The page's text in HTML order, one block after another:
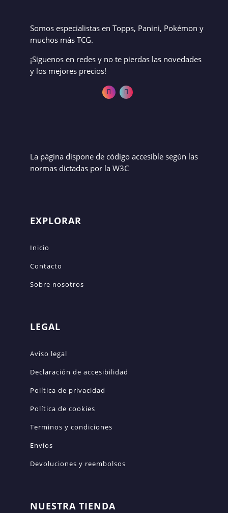
Somos especialistas en Topps, Panini, Pokémon y
muchos más TCG.
¡Siguenos en redes y no te pierdas las novedades
y los mejores precios!
La página dispone de código accesible según las
normas dictadas por la W3C
EXPLORAR
Inicio
Contacto
Sobre nosotros
LEGAL
Aviso legal
Declaración de accesibilidad
Política de privacidad
Política de cookies
Terminos y condiciones
Envíos
Devoluciones y reembolsos
NUESTRA TIENDA